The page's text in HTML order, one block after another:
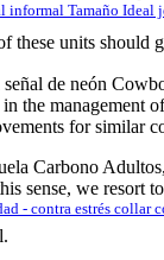
informal Tamaño Ideal
units should
de neón
the
for similar
Carbono
sense, we resort
- contra estrés collar